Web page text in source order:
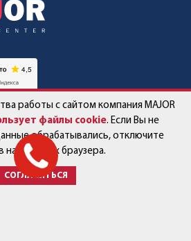
Контакты
Работа в компании
Новости
работы с сайтом компания MAJOR
файлы cookie. Если Вы не
обрабатывались, отключите
настройках браузера.
СОГЛАСИТЬСЯ